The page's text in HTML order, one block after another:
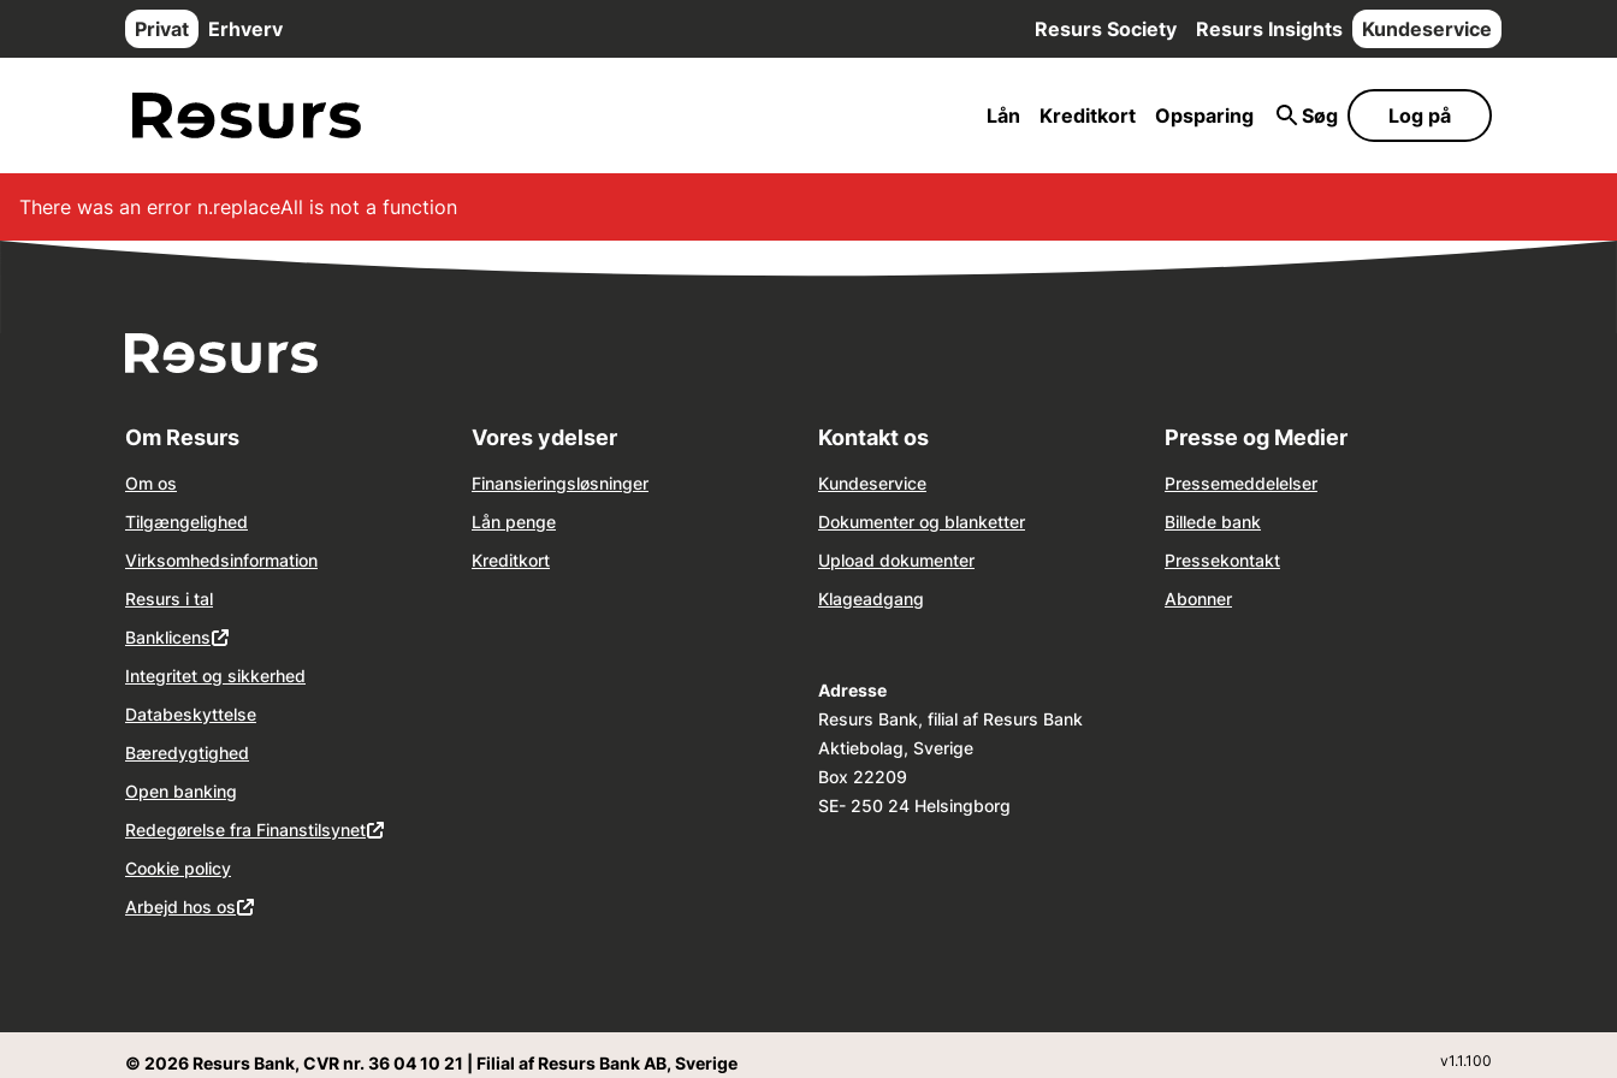
Gå til hovedindhold
Privat Erhverv Resurs Society Resurs Insights Kundeservice
Lån Kreditkort Opsparing Søg Log på
There was an error n.replaceAll is not a function
Om Resurs
Om os
Tilgængelighed
Virksomhedsinformation
Resurs i tal
Banklicens
Integritet og sikkerhed
Databeskyttelse
Bæredygtighed
Open banking
Redegørelse fra Finanstilsynet
Cookie policy
Arbejd hos os
Vores ydelser
Finansieringsløsninger
Lån penge
Kreditkort
Kontakt os
Kundeservice
Dokumenter og blanketter
Upload dokumenter
Klageadgang
Adresse
Resurs Bank, filial af Resurs Bank
Aktiebolag, Sverige
Box 22209
SE- 250 24 Helsingborg
Presse og Medier
Pressemeddelelser
Billede bank
Pressekontakt
Abonner
© 2026 Resurs Bank, CVR nr. 36 04 10 21 | Filial af Resurs Bank AB, Sverige v1.1.100